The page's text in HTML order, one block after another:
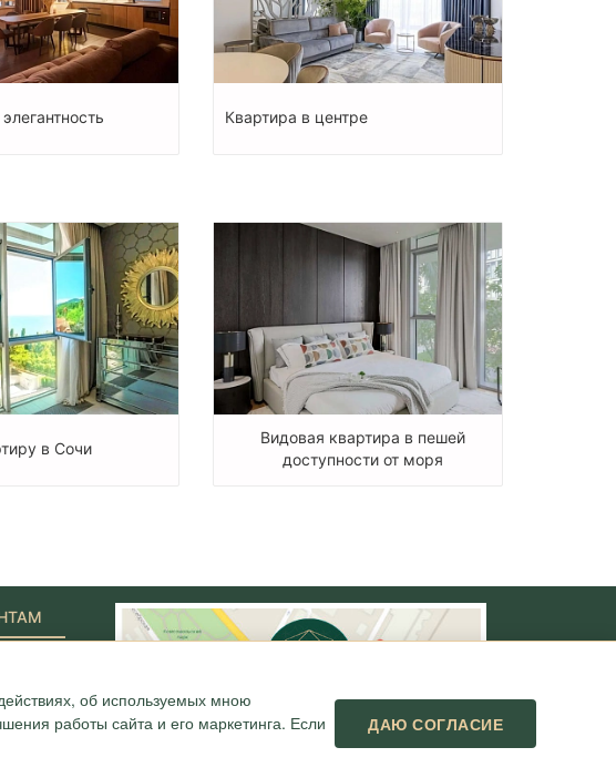
Квартира в центре
в Сочи
Видовая квартира в пешей
доступности от моря
об используемых мною
работы сайта и его маркетинга. Если
ДАЮ СОГЛАСИЕ